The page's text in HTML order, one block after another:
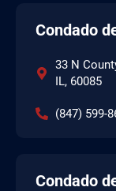
Condado
33 N
IL, 60085
(847) 599-
Condado